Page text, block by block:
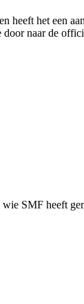
heeft het een
door naar de
wie SMF heeft